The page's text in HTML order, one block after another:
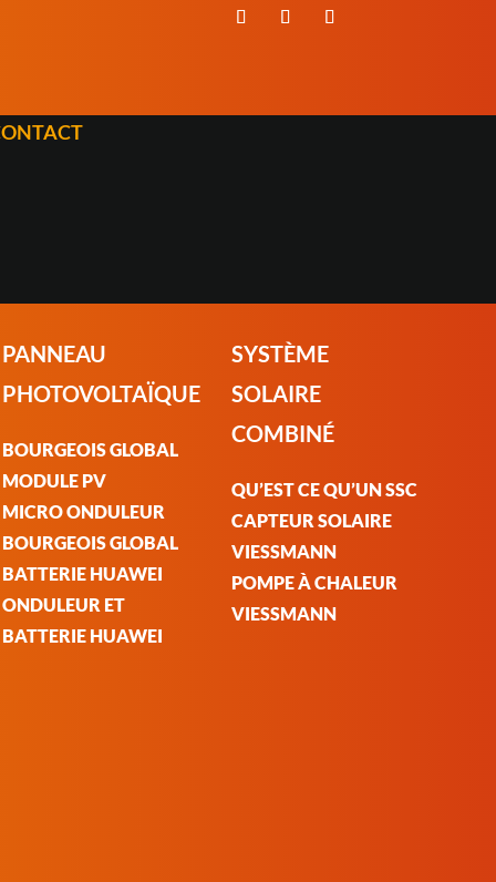
PANNEAU
PHOTOVOLTAÏQUE
BOURGEOIS GLOBAL
MODULE PV
MICRO ONDULEUR
BOURGEOIS GLOBAL
BATTERIE HUAWEI
ONDULEUR ET
BATTERIE HUAWEI
SYSTÈME
SOLAIRE
COMBINÉ
QU’EST CE QU’UN SSC
CAPTEUR SOLAIRE
VIESSMANN
POMPE À CHALEUR
VIESSMANN